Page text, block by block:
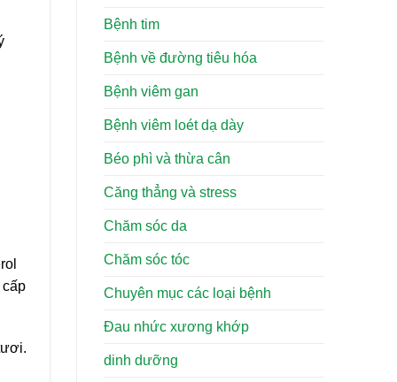
Bệnh tim
Bệnh về đường tiêu hóa
Bệnh viêm gan
Bệnh viêm loét dạ dày
Béo phì và thừa cân
Căng thẳng và stress
Chăm sóc da
Chăm sóc tóc
Chuyên mục các loại bệnh
Đau nhức xương khớp
dinh dưỡng